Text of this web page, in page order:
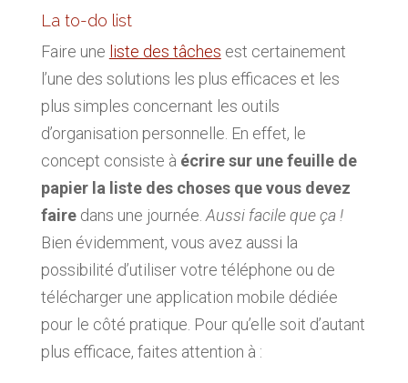
La to-do list
Faire une liste des tâches est certainement
l’une des solutions les plus efficaces et les
plus simples concernant les outils
d’organisation personnelle. En effet, le
concept consiste à écrire sur une feuille de
papier la liste des choses que vous devez
fairedans une journée.Aussi facile que ça !
Bien évidemment, vous avez aussi la
possibilité d’utiliser votre téléphone ou de
télécharger une application mobile dédiée
pour le côté pratique. Pour qu’elle soit d’autant
plus efficace, faites attention à :